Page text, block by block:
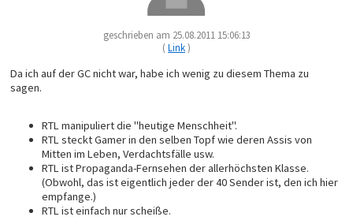
geschrieben am 25.08.2011 15:06:13
(Link)
Da ich auf der GC nicht war, habe ich wenig zu diesem Thema zu
sagen.
RTL manipuliert die "heutige Menschheit".
RTL steckt Gamer in den selben Topf wie deren Assis von
Mitten im Leben, Verdachtsfälle usw.
RTL ist Propaganda-Fernsehen der allerhöchsten Klasse.
(Obwohl, das ist eigentlich jeder der 40 Sender ist, den ich hier
empfange.)
RTL ist einfach nur scheiße.